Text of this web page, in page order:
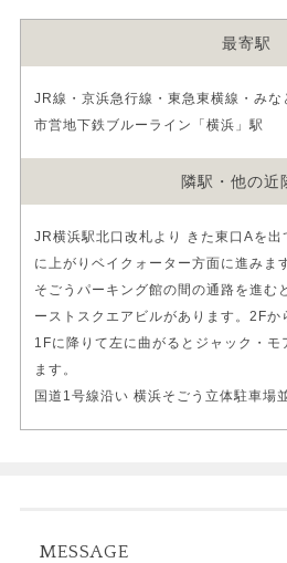
最寄駅
JR線・京浜急行線・東急東横線・み
市営地下鉄ブルーライン「横浜」駅
隣駅・他の近
JR横浜駅北口改札より きた東口Aを
に上がりベイクォーター方面に進みま
そごうパーキング館の間の通路を進む
ーストスクエアビルがあります。2F
1Fに降りて左に曲がるとジャック・モ
ます。
国道1号線沿い 横浜そごう立体駐車場
MESSAGE